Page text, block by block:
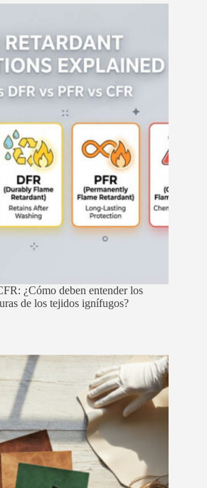
¿Cómo deben entender los
de los tejidos ignífugos?